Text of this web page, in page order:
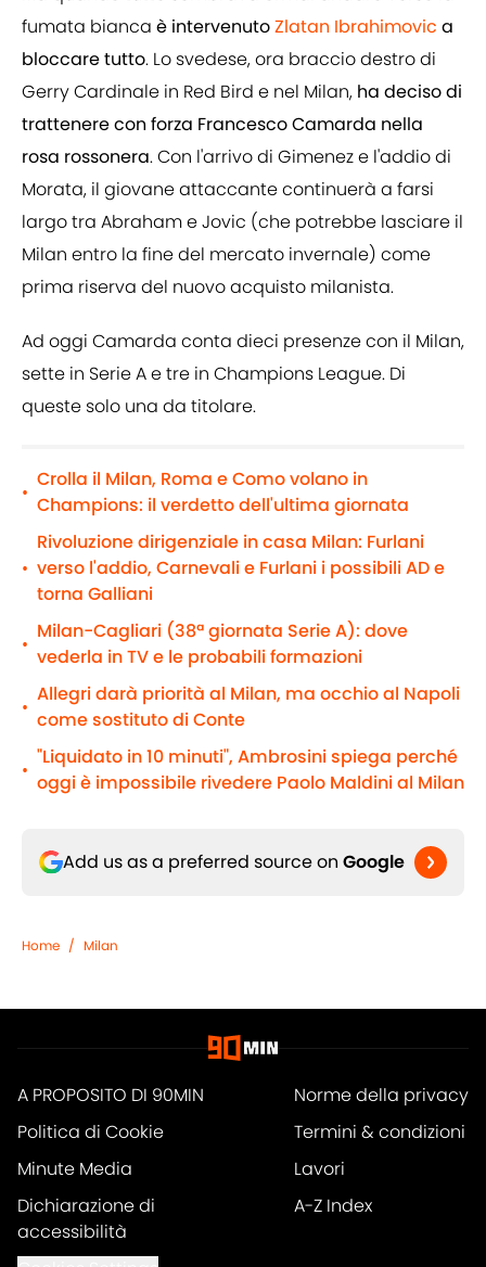
fumata bianca è intervenutoZlatan Ibrahimovic a
bloccare tutto. Lo svedese, ora braccio destro di
Gerry Cardinale in Red Bird e nel Milan, ha deciso di
trattenere con forza Francesco Camarda nella
rosa rossonera. Con l'arrivo di Gimenez e l'addio di
Morata, il giovane attaccante continuerà a farsi
largo tra Abraham e Jovic (che potrebbe lasciare il
Milan entro la fine del mercato invernale) come
prima riserva del nuovo acquisto milanista.
Ad oggi Camarda conta dieci presenze con il Milan,
sette in Serie A e tre in Champions League. Di
queste solo una da titolare.
•
Crolla il Milan, Roma e Como volano in
Champions: il verdetto dell'ultima giornata
•
Rivoluzione dirigenziale in casa Milan: Furlani
verso l'addio, Carnevali e Furlani i possibili AD e
torna Galliani
•
Milan-Cagliari (38ª giornata Serie A): dove
vederla in TV e le probabili formazioni
•
Allegri darà priorità al Milan, ma occhio al Napoli
come sostituto di Conte
•
"Liquidato in 10 minuti", Ambrosini spiega perché
oggi è impossibile rivedere Paolo Maldini al Milan
Add us as a preferred source on Google
Home / Milan
A PROPOSITO DI 90MIN
Norme della privacy
Politica di Cookie
Termini & condizioni
Minute Media
Lavori
Dichiarazione di
accessibilità
A-Z Index